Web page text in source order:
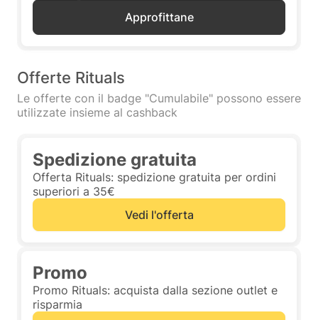
Approfittane
Offerte Rituals
Le offerte con il badge "Cumulabile" possono essere
utilizzate insieme al cashback
Spedizione gratuita
Offerta Rituals: spedizione gratuita per ordini
superiori a 35€
Vedi l'offerta
Promo
Promo Rituals: acquista dalla sezione outlet e
risparmia